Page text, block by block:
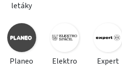
letáky
Planeo
Elektro
Expert